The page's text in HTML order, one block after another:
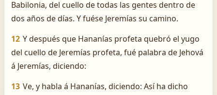
Babilonia, del cuello de todas las gentes dentro de
dos años de días. Y fuése Jeremías su camino.
12 Y después que Hananías profeta quebró el yugo
del cuello de Jeremías profeta, fué palabra de Jehová
á Jeremías, diciendo:
13 Ve, y habla á Hananías, diciendo: Así ha dicho